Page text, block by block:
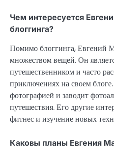
Чем интересуется
блоггинга?
Помимо блоггинга, Евгений
множеством вещей. Он
путешественником и часто
приключениях на своем
фотографией и заводит
путешествия. Его другие
фитнес и изучение новых
Каковы планы Евгения